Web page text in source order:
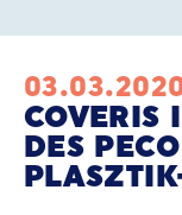
COVERIS
DES